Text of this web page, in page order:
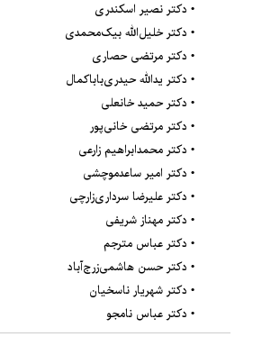
• دکتر نصیر اسکندری
• دکتر خلیل‌الله بیک‌محمدی
• دکتر مرتضی حصاری
• دکتر یدالله حیدری‌باباکمال
• دکتر حمید خانعلی
• دکتر مرتضی خانی‌پور
• دکتر محمدابراهیم زارعی
• دکتر امیر ساعدموچشی
• دکتر علیرضا سرداری‌زارچی
• دکتر مهناز شریفی
• دکتر عباس مترجم
• دکتر حسن هاشمی‌زرج‌آباد
• دکتر شهریار ناسخیان
• دکتر عباس نامجو